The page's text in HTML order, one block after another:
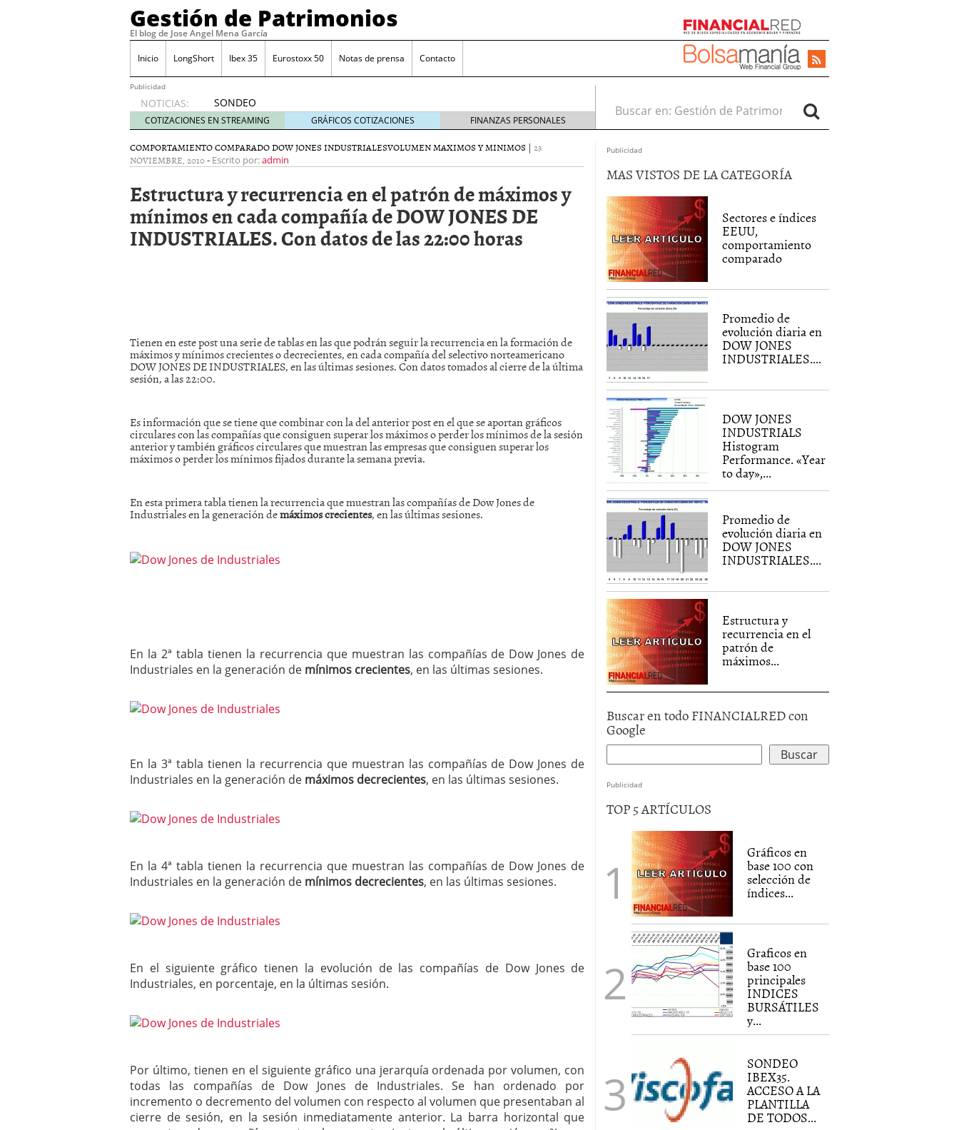
Gestión de Patrimonios
El blog de Jose Angel Mena García
Inicio LongShort Ibex 35 Eurostoxx 50 Notas de prensa Contacto
Publicidad
NOTICIAS:
SONDEO
IBEX35.
ACCESO
A LA
PLANTILLA
TODOS
LOS
VALORES
DE
IBEX35
Catalejo sobre IBEX35. SISM?METROS. Prosiguen a la baja desde el 13/mayo
y a?n tienen recorrido adicional mayo 24, 2013
CATALEJO SOBRE IBEX35. TERMOMETROS. Aún con recorrido a la baja para
COTIZACIONES EN STREAMING GRÁFICOS COTIZACIONES FINANZAS PERSONALES
Buscar en:
COMPORTAMIENTO COMPARADO DOW JONES INDUSTRIALESVOLUMEN MAXIMOS Y MINIMOS | 23
NOVIEMBRE, 2010- Escrito por:admin
Estructura y recurrencia en el patrón de máximos y
mínimos en cada compañía de DOW JONES DE
INDUSTRIALES. Con datos de las 22:00 horas
Tienen en este post una serie de tablas en las que podrán seguir la recurrencia en la formación de
máximos y mínimos crecientes o decrecientes, en cada compañía del selectivo norteamericano
DOW JONES DE INDUSTRIALES, en las últimas sesiones. Con datos tomados al cierre de la última
sesión, a las 22:00.
Es información que se tiene que combinar con la del anterior post en el que se aportan gráficos
circulares con las compañías que consiguen superar los máximos o perder los mínimos de la sesión
anterior y también gráficos circulares que muestran las empresas que consiguen superar los
máximos o perder los mínimos fijados durante la semana previa.
En esta primera tabla tienen la recurrencia que muestran las compañías de Dow Jones de
Industriales en la generación demáximos crecientes, en las últimas sesiones.
En la 2ª tabla tienen la recurrencia que muestran las compañías de Dow Jones de
Industriales en la generación de mínimos crecientes, en las últimas sesiones.
En la 3ª tabla tienen la recurrencia que muestran las compañías de Dow Jones de
Industriales en la generación de máximos decrecientes, en las últimas sesiones.
En la 4ª tabla tienen la recurrencia que muestran las compañías de Dow Jones de
Industriales en la generación de mínimos decrecientes, en las últimas sesiones.
En el siguiente gráfico tienen la evolución de las compañías de Dow Jones de
Industriales, en porcentaje, en la últimas sesión.
Por último, tienen en el siguiente gráfico una jerarquía ordenada por volumen, con
todas las compañías de Dow Jones de Industriales. Se han ordenado por
incremento o decremento del volumen con respecto al volumen que presentaban al
cierre de sesión, en la sesión inmediatamente anterior. La barra horizontal que
Publicidad
MAS VISTOS DE LA CATEGORÍA
Sectores e índices
EEUU,
comportamiento
comparado
Promedio de
evolución diaria en
DOW JONES
INDUSTRIALES....
DOW JONES
INDUSTRIALS
Histogram
Performance. «Year
to day»,...
Promedio de
evolución diaria en
DOW JONES
INDUSTRIALES....
Estructura y
recurrencia en el
patrón de
máximos...
Buscar en todo FINANCIALRED con
Google
Publicidad
TOP 5 ARTÍCULOS
Gráficos en
base 100 con
selección de
índices...
Graficos en
base 100
principales
INDICES
BURSÁTILES
y...
SONDEO
IBEX35.
ACCESO A LA
PLANTILLA
DE TODOS...